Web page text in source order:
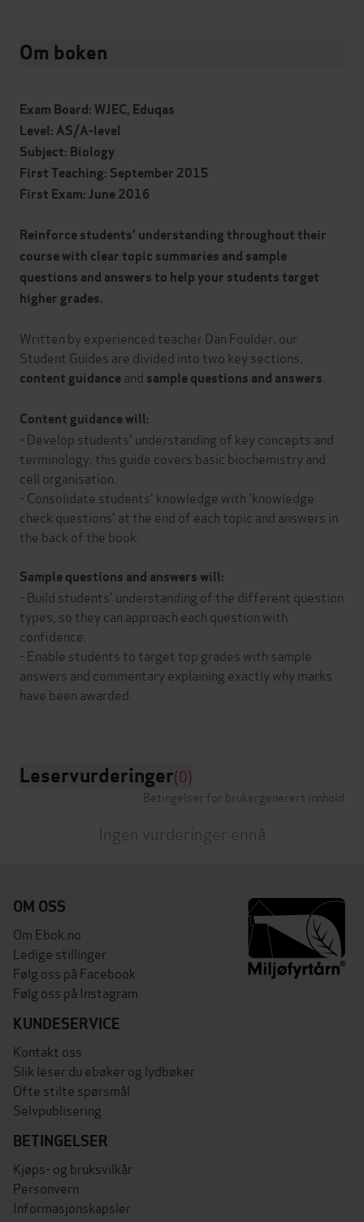
Om boken
Exam Board: WJEC, Eduqas
Level: AS/A-level
Subject: Biology
First Teaching: September 2015
First Exam: June 2016
Reinforce students' understanding throughout their
course with clear topic summaries and sample
questions and answers to help your students target
higher grades.
Written by experienced teacher Dan Foulder, our
Student Guides are divided into two key sections,
content guidanceand sample questions and answers
Content guidance will:
- Develop students' understanding of key concepts and
terminology; this guide covers basic biochemistry and
cell organisation.
- Consolidate students' knowledge with 'knowledge
check questions' at the end of each topic and answers in
the back of the book.
Sample questions and answers will:
- Build students' understanding of the different question
types, so they can approach each question with
confidence.
- Enable students to target top grades with sample
answers and commentary explaining exactly why marks
have been awarded.
Leservurderinger(0)
Betingelser for brukergenerert innhold
Ingen vurderinger ennå
OM OSS
Om Ebok.no
Ledige stillinger
Følg oss på Facebook
Følg oss på Instagram
KUNDESERVICE
Kontakt oss
Slik leser du ebøker og lydbøker
Ofte stilte spørsmål
Selvpublisering
BETINGELSER
Kjøps- og bruksvilkår
Personvern
Informasjonskapsler